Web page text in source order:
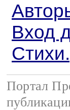
Вход
Портал